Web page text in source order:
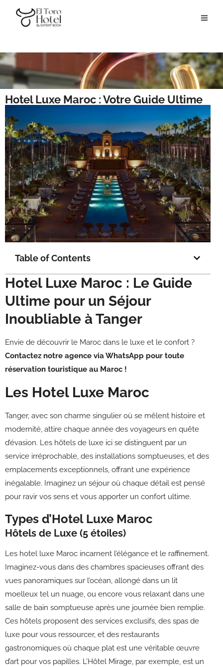
Hotel Luxe Maroc : Votre Guide Ultime
Table of Contents
Hotel Luxe Maroc : Le Guide
Ultime pour un Séjour
Inoubliable à Tanger
Envie de découvrir le Maroc dans le luxe et le confort ?
Contactez notre agence via WhatsApp pour toute
réservation touristique au Maroc !
Les Hotel Luxe Maroc
Tanger, avec son charme singulier où se mêlent histoire et
modernité, attire chaque année des voyageurs en quête
d’évasion. Les hôtels de luxe ici se distinguent par un
service irréprochable, des installations somptueuses, et des
emplacements exceptionnels, offrant une expérience
inégalable. Imaginez un séjour où chaque détail est pensé
pour ravir vos sens et vous apporter un confort ultime.
Types d’Hotel Luxe Maroc
Hôtels de Luxe (5 étoiles)
Les hotel luxe Maroc incarnent l’élégance et le raffinement.
Imaginez-vous dans des chambres spacieuses offrant des
vues panoramiques sur l’océan, allongé dans un lit
moelleux tel un nuage, ou encore vous relaxant dans une
salle de bain somptueuse après une journée bien remplie.
Ces hôtels proposent des services exclusifs, des spas de
luxe pour vous ressourcer, et des restaurants
gastronomiques où chaque plat est une véritable œuvre
d’art pour vos papilles. L’Hôtel Mirage, par exemple, est un